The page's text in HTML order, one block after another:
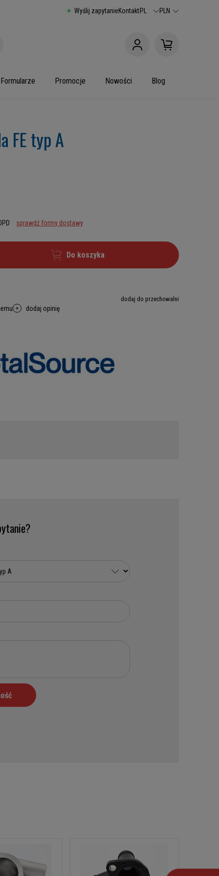
Wyślij zapytanieKontaktPL PLN
Formularze Promocje Nowości Blog
FE typ A
sprawdź formy dostawy
Do koszyka
dodaj do przechowalni
dodaj opinię